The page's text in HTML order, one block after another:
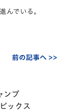
んでいる。
前の記事へ >>
ンプ
ピックス